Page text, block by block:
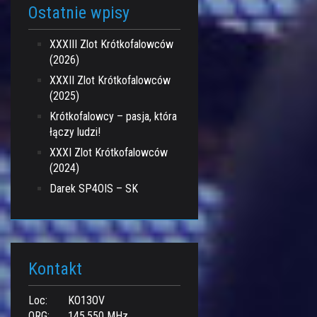
Ostatnie wpisy
XXXIII Zlot Krótkofalowców
(2026)
XXXII Zlot Krótkofalowców
(2025)
Krótkofalowcy – pasja, która
łączy ludzi!
XXXI Zlot Krótkofalowców
(2024)
Darek SP4OIS – SK
Kontakt
Loc:
KO13OV